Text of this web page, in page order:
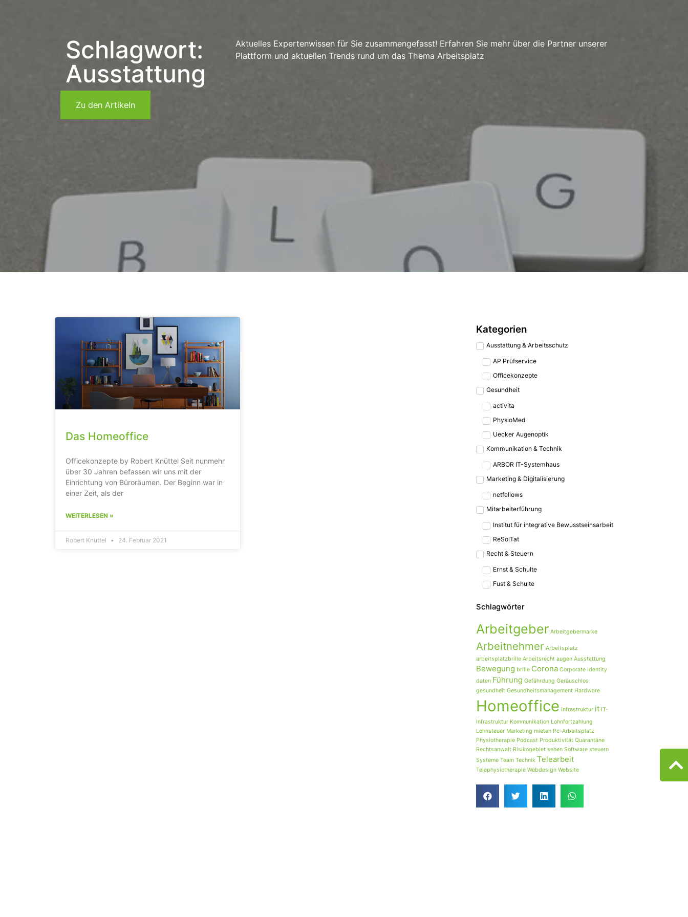
Schlagwort:
Ausstattung
Aktuelles Expertenwissen für Sie zusammengefasst! Erfahren Sie mehr über die Partner unserer
Plattform und aktuellen Trends rund um das Thema Arbeitsplatz
Zu den Artikeln
Das Homeoffice
Officekonzepte by Robert Knüttel Seit nunmehr
über 30 Jahren befassen wir uns mit der
Einrichtung von Büroräumen. Der Beginn war in
einer Zeit, als der
WEITERLESEN »
Robert Knüttel 24. Februar 2021
Kategorien
Ausstattung & Arbeitsschutz
AP Prüfservice
Officekonzepte
Gesundheit
activita
PhysioMed
Uecker Augenoptik
Kommunikation & Technik
ARBOR IT-Systemhaus
Marketing & Digitalisierung
netfellows
Mitarbeiterführung
Institut für integrative Bewusstseinsarbeit
ReSolTat
Recht & Steuern
Ernst & Schulte
Fust & Schulte
Schlagwörter
Arbeitgeber Arbeitgebermarke
Arbeitnehmer Arbeitsplatz
arbeitsplatzbrille Arbeitsrecht augen Ausstattung
Bewegung brille Corona Corporate Identity
daten Führung Gefährdung Geräuschlos
gesundheit Gesundheitsmanagement Hardware
Homeoffice infrastruktur it IT-
Infrastruktur Kommunikation Lohnfortzahlung
Lohnsteuer Marketing mieten Pc-Arbeitsplatz
Physiotherapie Podcast Produktivität Quarantäne
Rechtsanwalt Risikogebiet sehen Software steuern
Systeme Team Technik Telearbeit
Telephysiotherapie Webdesign Website